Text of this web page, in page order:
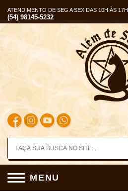
ATENDIMENTO DE SEG A SEX DAS 10H ÀS 17H
(54) 98145-5232
MENU